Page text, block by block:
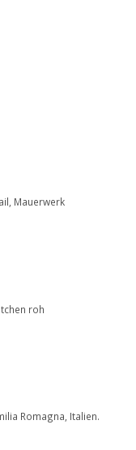
Mauerwerk
roh
Romagna, Italien.